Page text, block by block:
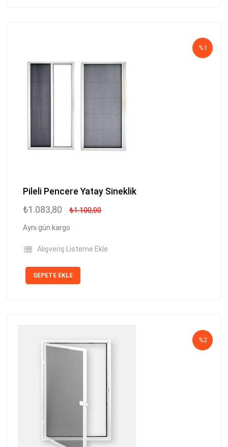
%1
Pileli Pencere Yatay Sineklik
₺1.083,80 ₺1.100,00
Aynı gün kargo
Alışveriş Listeme Ekle
SEPETE EKLE
%2